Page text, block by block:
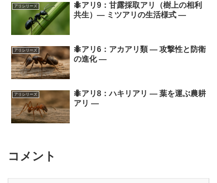
アリシリーズ
🐜アリ9：甘露採取アリ（樹上の相利
共生）― ミツアリの生活様式 ―
アリシリーズ
🐜アリ6：アカアリ類 ― 攻撃性と防衛
の進化 ―
アリシリーズ
🐜アリ8：ハキリアリ ― 葉を運ぶ農耕
アリ ―
コメント